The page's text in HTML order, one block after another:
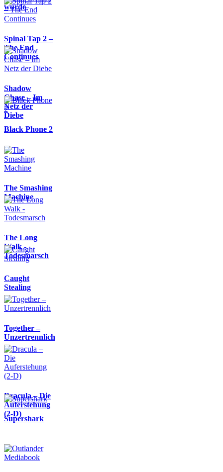
wurde
Spinal Tap 2 –
The End
Continues
Shadow
Chase – Im
Netz der
Diebe
Black Phone 2
The Smashing
Machine
The Long
Walk -
Todesmarsch
Caught
Stealing
Together –
Unzertrennlich
Dracula – Die
Auferstehung
(2-D)
Supershark